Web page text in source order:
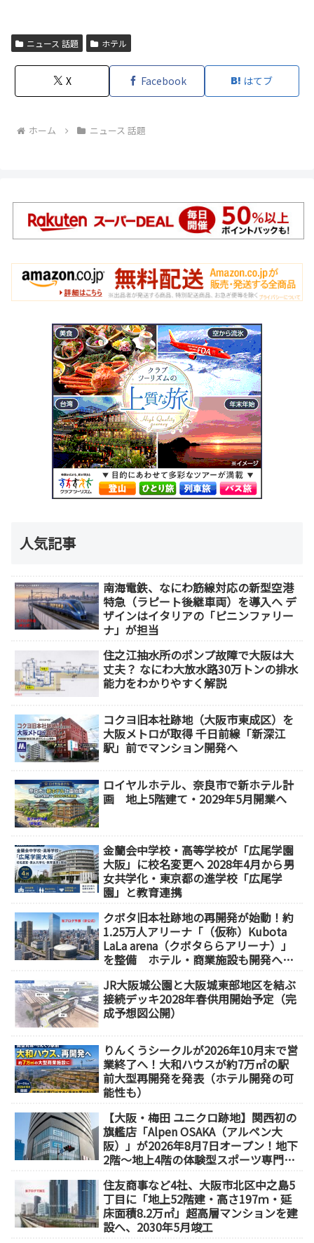
ニュース 話題 ホテル
X Facebook はてブ
ホーム ニュース 話題
人気記事
南海電鉄、なにわ筋線対応の新型空港
特急（ラピート後継車両）を導入へ デ
ザインはイタリアの「ピニンファリー
ナ」が担当
住之江抽水所のポンプ故障で大阪は大
丈夫？ なにわ大放水路30万トンの排水
能力をわかりやすく解説
コクヨ旧本社跡地（大阪市東成区）を
大阪メトロが取得 千日前線「新深江
駅」前でマンション開発へ
ロイヤルホテル、奈良市で新ホテル計
画 地上5階建て・2029年5月開業へ
金蘭会中学校・高等学校が「広尾学園
大阪」に校名変更へ 2028年4月から男
女共学化・東京都の進学校「広尾学
園」と教育連携
クボタ旧本社跡地の再開発が始動！約
1.25万人アリーナ「（仮称）Kubota
LaLa arena（クボタららアリーナ）」
を整備 ホテル・商業施設も開発へ
JR大阪城公園と大阪城東部地区を結ぶ
接続デッキ2028年春供用開始予定（完
成予想図公開）
りんくうシークルが2026年10月末で営
業終了へ！大和ハウスが約7万㎡の駅
前大型再開発を発表（ホテル開発の可
能性も）
【大阪・梅田 ユニクロ跡地】関西初の
旗艦店「Alpen OSAKA（アルペン大
阪）」が2026年8月7日オープン！地下
2階～地上4階の体験型スポーツ専門店
住友商事など4社、大阪市北区中之島5
丁目に「地上52階建・高さ197ｍ・延
床面積8.2万㎡」超高層マンションを建
設へ、2030年5月竣工